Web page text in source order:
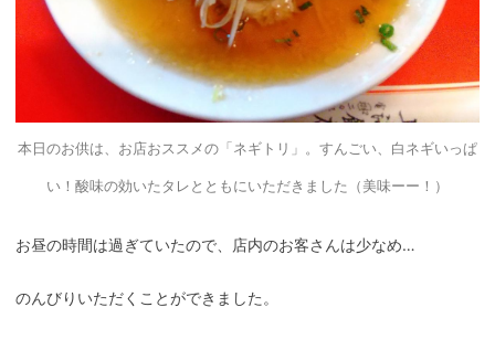
本日のお供は、お店おススメの「ネギトリ」。すんごい、白ネギいっぱ
い！酸味の効いたタレとともにいただきました（美味ーー！）
お昼の時間は過ぎていたので、店内のお客さんは少なめ…
のんびりいただくことができました。